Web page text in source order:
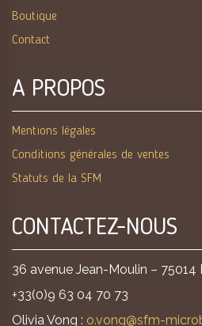
Boutique
Contact
A PROPOS
Mentions légales
Conditions générales de ventes
Statuts de la SFM
CONTACTEZ-NOUS
36 avenue Jean-Moulin – 75014
+33(0)9 63 04 70 73
Olivia Vong : o.vong@sfm-